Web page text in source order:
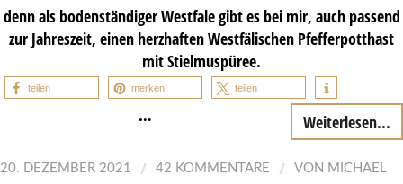
denn als bodenständiger Westfale gibt es bei mir, auch passend
zur Jahreszeit, einen herzhaften Westfälischen Pfefferpotthast
mit Stielmuspüree.
teilen merken teilen
… Weiterlesen...
20. DEZEMBER 2021 / 42 KOMMENTARE / VON MICHAEL